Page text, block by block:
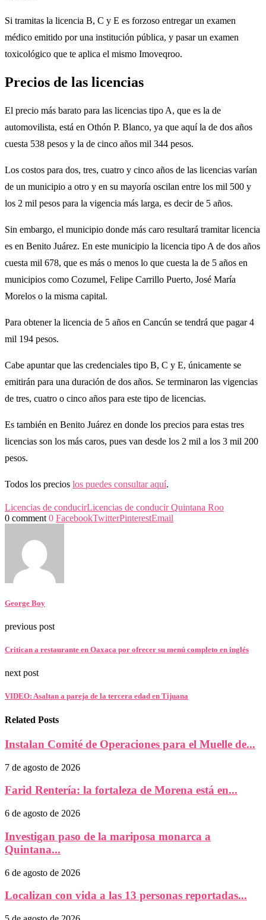
Si tramitas la licencia B, C y E es forzoso entregar un examen
médico emitido por una institución pública, y pasar un examen
toxicológico que te aplica el mismo Imoveqroo.
Precios de las licencias
El precio más barato para las licencias tipo A, que es la de
automovilista, está en Othón P. Blanco, ya que aquí la de dos años
cuesta 538 pesos y la de cinco años mil 344 pesos.
Los costos para dos, tres, cuatro y cinco años de las licencias varían
de un municipio a otro y en su mayoría oscilan entre los mil 500 y
los 2 mil pesos para la vigencia más larga, es decir de 5 años.
Sin embargo, el municipio donde más caro resultará tramitar licencia
es en Benito Juárez. En este municipio la licencia tipo A de dos años
cuesta mil 678, que es más o menos lo que cuesta la de 5 años en
municipios como Cozumel, Felipe Carrillo Puerto, José María
Morelos o la misma capital.
Para obtener la licencia de 5 años en Cancún se tendrá que pagar 4
mil 194 pesos.
Cabe apuntar que las credenciales tipo B, C y E, únicamente se
emitirán para una duración de dos años. Se terminaron las vigencias
de tres, cuatro o cinco años para este tipo de licencias.
Es también en Benito Juárez en donde los precios para estas tres
licencias son los más caros, pues van desde los 2 mil a los 3 mil 200
pesos.
Todos los precios los puedes consultar aquí.
Licencias de conducirLicencias de conducir Quintana Roo
0 comment 0 FacebookTwitterPinterestEmail
George Boy
previous post
Critican a restaurante en Oaxaca por ofrecer su menú completo en inglés
next post
VIDEO: Asaltan a pareja de la tercera edad en Tijuana
Related Posts
Instalan Comité de Operaciones para el Muelle de...
7 de agosto de 2026
Farid Rentería: la fortaleza de Morena está en...
6 de agosto de 2026
Investigan paso de la mariposa monarca a
Quintana...
6 de agosto de 2026
Localizan con vida a las 13 personas reportadas...